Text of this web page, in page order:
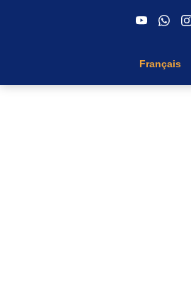
Français